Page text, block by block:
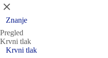
Zatvori
Znanje
Pregled
Krvni tlak
Krvni tlak